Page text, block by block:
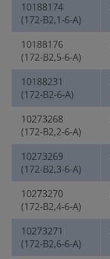
10188174
(172-B2,1-6-A)
10188176
(172-B2,5-6-A)
10188231
(172-B2-6-A)
10273268
(172-B2,2-6-A)
10273269
(172-B2,3-6-A)
10273270
(172-B2,4-6-A)
10273271
(172-B2,6-6-A)